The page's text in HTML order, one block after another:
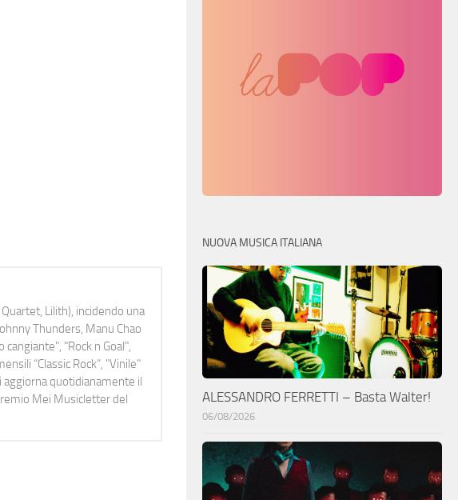
Lilith), incidendo una
Thunders, Manu Chao
"Rock n Goal",
“Classic Rock”, "Vinile"
aggiorna quotidianamente il
Mei Musicletter del
NUOVA MUSICA ITALIANA
ALESSANDRO FERRETTI – Basta Walter!
06/08/2026